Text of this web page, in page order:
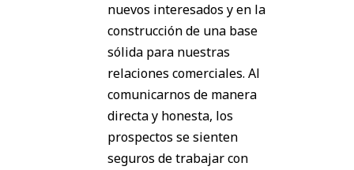
nuevos interesados ​​y en la
construcción de una base
sólida para nuestras
relaciones comerciales. Al
comunicarnos de manera
directa y honesta, los
prospectos se sienten
seguros de trabajar con